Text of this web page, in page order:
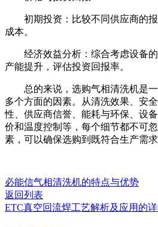
初期投资：比较不同供应商的报
成本。
经济效益分析：综合考虑设备的
产能提升，评估投资回报率。
总的来说，选购气相清洗机是一
多个方面的因素。从清洗效果、安
性、供应商信誉、能耗与环保、设
价和温度控制等，每个细节都不可
素，可以确保选购到既符合生产需
必能信气相清洗机的特点与优势
返回列表
ETC真空回流焊工艺解析及应用的